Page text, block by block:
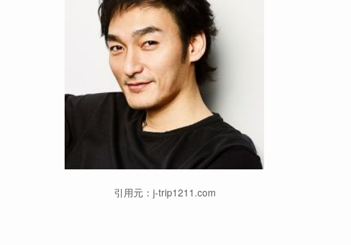
引用元：j-trip1211.com